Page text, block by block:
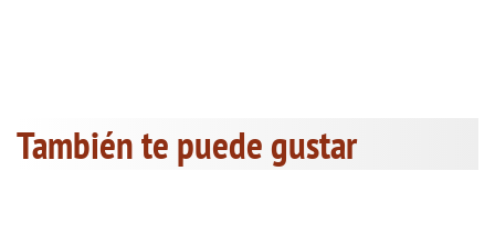
También te puede gustar